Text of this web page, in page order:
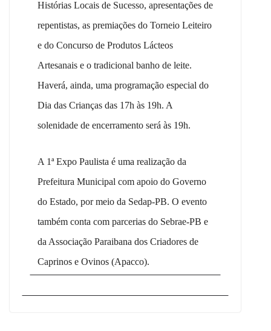
Histórias Locais de Sucesso, apresentações de
repentistas, as premiações do Torneio Leiteiro
e do Concurso de Produtos Lácteos
Artesanais e o tradicional banho de leite.
Haverá, ainda, uma programação especial do
Dia das Crianças das 17h às 19h. A
solenidade de encerramento será às 19h.
A 1ª Expo Paulista é uma realização da
Prefeitura Municipal com apoio do Governo
do Estado, por meio da Sedap-PB. O evento
também conta com parcerias do Sebrae-PB e
da Associação Paraibana dos Criadores de
Caprinos e Ovinos (Apacco).